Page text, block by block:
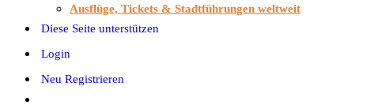
Ausflüge, Tickets & Stadtführungen weltweit
Diese Seite unterstützen
Login
Neu Registrieren